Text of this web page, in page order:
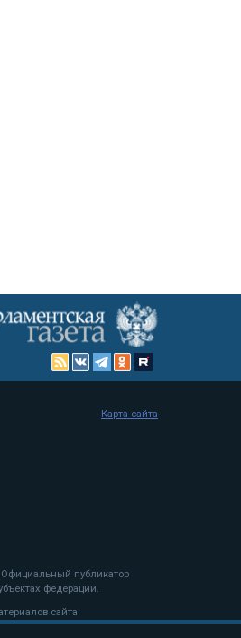
Официальный публикатор
федерации.
сайта
Карта сайта